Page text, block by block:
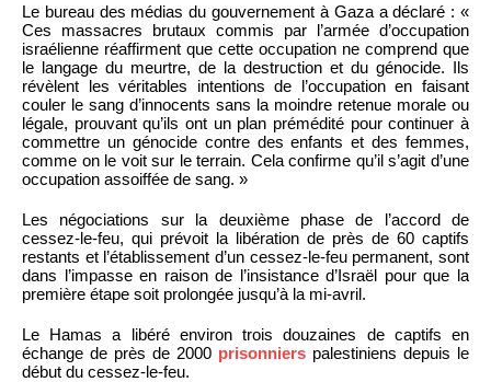
Le bureau des médias du gouvernement à Gaza a déclaré : «
Ces massacres brutaux commis par l’armée d’occupation
israélienne réaffirment que cette occupation ne comprend que
le langage du meurtre, de la destruction et du génocide. Ils
révèlent les véritables intentions de l’occupation en faisant
couler le sang d’innocents sans la moindre retenue morale ou
légale, prouvant qu’ils ont un plan prémédité pour continuer à
commettre un génocide contre des enfants et des femmes,
comme on le voit sur le terrain. Cela confirme qu’il s’agit d’une
occupation assoiffée de sang. »
Les négociations sur la deuxième phase de l’accord de
cessez-le-feu, qui prévoit la libération de près de 60 captifs
restants et l’établissement d’un cessez-le-feu permanent, sont
dans l’impasse en raison de l’insistance d’Israël pour que la
première étape soit prolongée jusqu’à la mi-avril.
Le Hamas a libéré environ trois douzaines de captifs en
échange de près de 2000 prisonniers palestiniens depuis le
début du cessez-le-feu.